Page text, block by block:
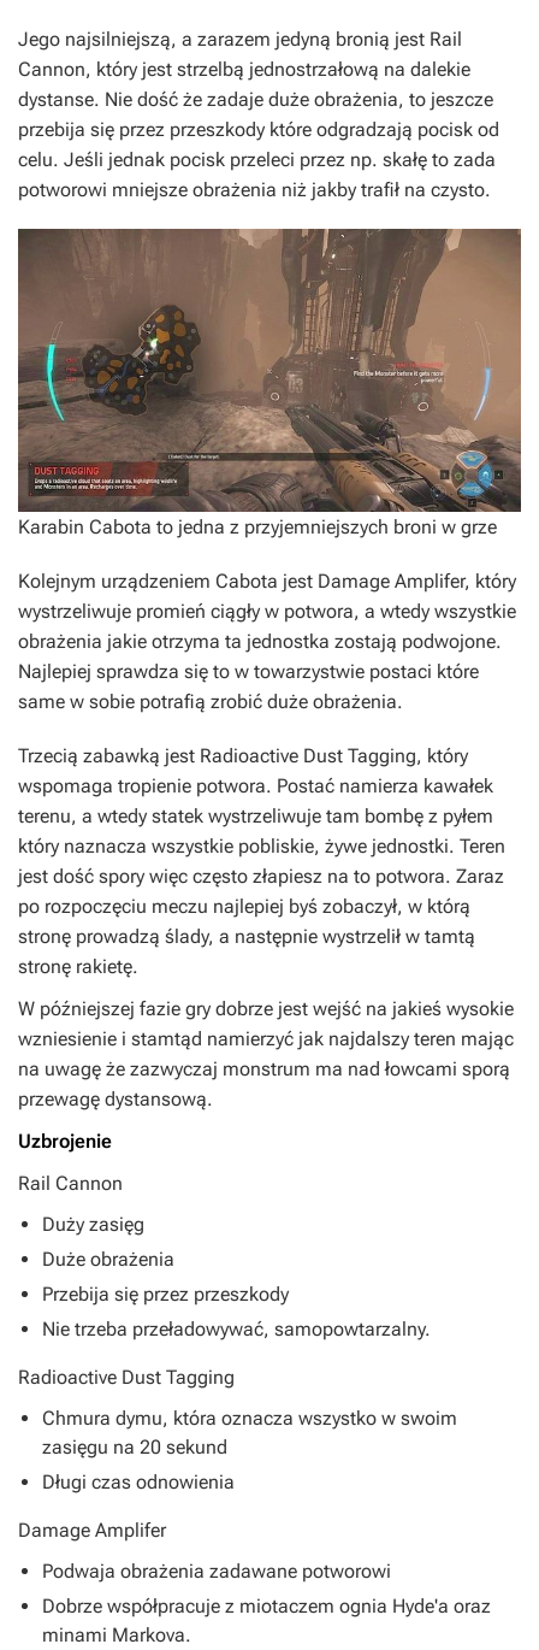
Jego najsilniejszą, a zarazem jedyną bronią jest Rail
Cannon, który jest strzelbą jednostrzałową na dalekie
dystanse. Nie dość że zadaje duże obrażenia, to jeszcze
przebija się przez przeszkody które odgradzają pocisk od
celu. Jeśli jednak pocisk przeleci przez np. skałę to zada
potworowi mniejsze obrażenia niż jakby trafił na czysto.
Karabin Cabota to jedna z przyjemniejszych broni w grze
Kolejnym urządzeniem Cabota jest Damage Amplifer, który
wystrzeliwuje promień ciągły w potwora, a wtedy wszystkie
obrażenia jakie otrzyma ta jednostka zostają podwojone.
Najlepiej sprawdza się to w towarzystwie postaci które
same w sobie potrafią zrobić duże obrażenia.
Trzecią zabawką jest Radioactive Dust Tagging, który
wspomaga tropienie potwora. Postać namierza kawałek
terenu, a wtedy statek wystrzeliwuje tam bombę z pyłem
który naznacza wszystkie pobliskie, żywe jednostki. Teren
jest dość spory więc często złapiesz na to potwora. Zaraz
po rozpoczęciu meczu najlepiej byś zobaczył, w którą
stronę prowadzą ślady, a następnie wystrzelił w tamtą
stronę rakietę.
W późniejszej fazie gry dobrze jest wejść na jakieś wysokie
wzniesienie i stamtąd namierzyć jak najdalszy teren mając
na uwagę że zazwyczaj monstrum ma nad łowcami sporą
przewagę dystansową.
Uzbrojenie
Rail Cannon
Duży zasięg
Duże obrażenia
Przebija się przez przeszkody
Nie trzeba przeładowywać, samopowtarzalny.
Radioactive Dust Tagging
Chmura dymu, która oznacza wszystko w swoim
zasięgu na 20 sekund
Długi czas odnowienia
Damage Amplifer
Podwaja obrażenia zadawane potworowi
Dobrze współpracuje z miotaczem ognia Hyde'a oraz
minami Markova.